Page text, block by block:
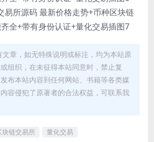
文章，如无特殊说明或标注，均为本站原
组织，在未征得本站同意时，禁止复
布本站内容到任何网站、书籍等各类媒
容侵犯了原著者的合法权益，可联系我
块链交易所 量化交易